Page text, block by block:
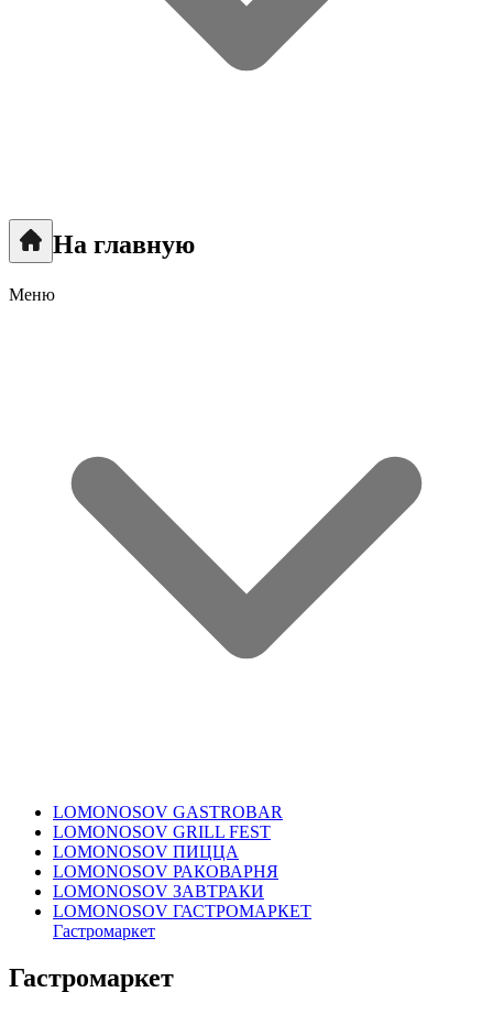
На главную
Меню
LOMONOSOV GASTROBAR
LOMONOSOV GRILL FEST
LOMONOSOV ПИЦЦА
LOMONOSOV РАКОВАРНЯ
LOMONOSOV ЗАВТРАКИ
LOMONOSOV ГАСТРОМАРКЕТ
Гастромаркет
Гастромаркет